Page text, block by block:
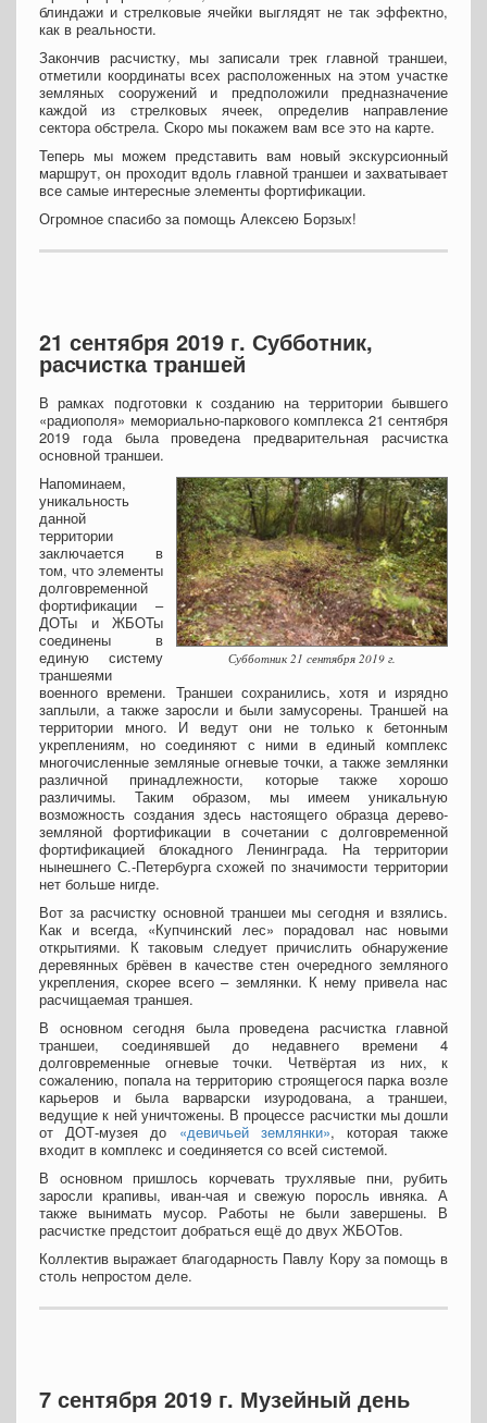
блиндажи и стрелковые ячейки выглядят не так эффектно,
как в реальности.
Закончив расчистку, мы записали трек главной траншеи,
отметили координаты всех расположенных на этом участке
земляных сооружений и предположили предназначение
каждой из стрелковых ячеек, определив направление
сектора обстрела. Скоро мы покажем вам все это на карте.
Теперь мы можем представить вам новый экскурсионный
маршрут, он проходит вдоль главной траншеи и захватывает
все самые интересные элементы фортификации.
Огромное спасибо за помощь Алексею Борзых!
21 сентября 2019 г. Субботник,
расчистка траншей
В рамках подготовки к созданию на территории бывшего
«радиополя» мемориально-паркового комплекса 21 сентября
2019 года была проведена предварительная расчистка
основной траншеи.
Субботник 21 сентября 2019 г.
Напоминаем,
уникальность
данной
территории
заключается в
том, что элементы
долговременной
фортификации –
ДОТы и ЖБОТы
соединены в
единую систему
траншеями
военного времени. Траншеи сохранились, хотя и изрядно
заплыли, а также заросли и были замусорены. Траншей на
территории много. И ведут они не только к бетонным
укреплениям, но соединяют с ними в единый комплекс
многочисленные земляные огневые точки, а также землянки
различной принадлежности, которые также хорошо
различимы. Таким образом, мы имеем уникальную
возможность создания здесь настоящего образца дерево-
земляной фортификации в сочетании с долговременной
фортификацией блокадного Ленинграда. На территории
нынешнего С.-Петербурга схожей по значимости территории
нет больше нигде.
Вот за расчистку основной траншеи мы сегодня и взялись.
Как и всегда, «Купчинский лес» порадовал нас новыми
открытиями. К таковым следует причислить обнаружение
деревянных брёвен в качестве стен очередного земляного
укрепления, скорее всего – землянки. К нему привела нас
расчищаемая траншея.
В основном сегодня была проведена расчистка главной
траншеи, соединявшей до недавнего времени 4
долговременные огневые точки. Четвёртая из них, к
сожалению, попала на территорию строящегося парка возле
карьеров и была варварски изуродована, а траншеи,
ведущие к ней уничтожены. В процессе расчистки мы дошли
от ДОТ-музея до «девичьей землянки», которая также
входит в комплекс и соединяется со всей системой.
В основном пришлось корчевать трухлявые пни, рубить
заросли крапивы, иван-чая и свежую поросль ивняка. А
также вынимать мусор. Работы не были завершены. В
расчистке предстоит добраться ещё до двух ЖБОТов.
Коллектив выражает благодарность Павлу Кору за помощь в
столь непростом деле.
7 сентября 2019 г. Музейный день